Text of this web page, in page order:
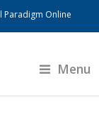
Paradigm Online
Menu